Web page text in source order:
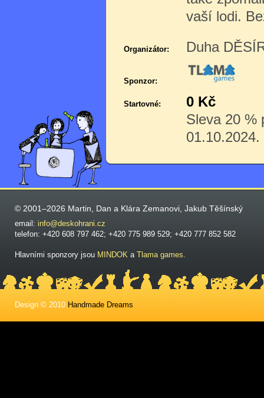
vaší lodi.
Organizátor: Duha
Sponzor:
Startovné:
0 Kč
Sleva 20 %
01.10.2024.
© 2001–2026 Martin, Dan a Klára Zemanovi, Jakub Těšínský
email: info@deskohrani.cz
telefon: +420 608 797 462; +420 775 989 529; +420 777 852 582
Hlavními sponzory jsou MINDOK a Tlama games.
Design © 2010 Handmade Dreams